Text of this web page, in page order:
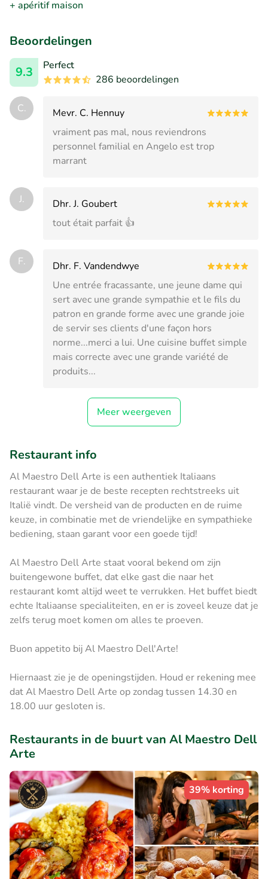
+ apéritif maison
Beoordelingen
9.3
Perfect
286 beoordelingen
C.
Mevr. C. Hennuy
vraiment pas mal, nous reviendrons
personnel familial en Angelo est trop
marrant
J.
Dhr. J. Goubert
tout était parfait 👍
F.
Dhr. F. Vandendwye
Une entrée fracassante, une jeune dame qui
sert avec une grande sympathie et le fils du
patron en grande forme avec une grande joie
de servir ses clients d'une façon hors
norme...merci a lui. Une cuisine buffet simple
mais correcte avec une grande variété de
produits...
Meer weergeven
Restaurant info
Al Maestro Dell Arte is een authentiek Italiaans
restaurant waar je de beste recepten rechtstreeks uit
Italië vindt. De versheid van de producten en de ruime
keuze, in combinatie met de vriendelijke en sympathieke
bediening, staan garant voor een goede tijd!
Al Maestro Dell Arte staat vooral bekend om zijn
buitengewone buffet, dat elke gast die naar het
restaurant komt altijd weet te verrukken. Het buffet biedt
echte Italiaanse specialiteiten, en er is zoveel keuze dat je
zelfs terug moet komen om alles te proeven.
Buon appetito bij Al Maestro Dell'Arte!
Hiernaast zie je de openingstijden. Houd er rekening mee
dat Al Maestro Dell Arte op zondag tussen 14.30 en
18.00 uur gesloten is.
Restaurants in de buurt van Al Maestro Dell
Arte
39% korting